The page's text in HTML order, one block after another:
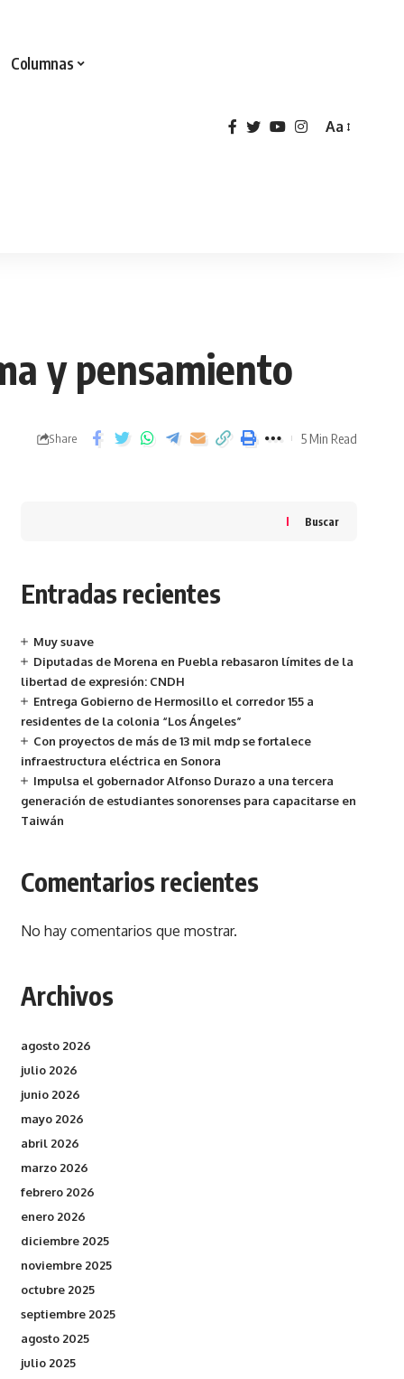
Columnas
Aa
y pensamiento
Share 5 Min Read
Buscar
Entradas recientes
Muy suave
Diputadas de Morena en Puebla rebasaron límites de la
libertad de expresión: CNDH
Entrega Gobierno de Hermosillo el corredor 155 a
residentes de la colonia “Los Ángeles”
Con proyectos de más de 13 mil mdp se fortalece
infraestructura eléctrica en Sonora
Impulsa el gobernador Alfonso Durazo a una tercera
generación de estudiantes sonorenses para capacitarse en
Taiwán
Comentarios recientes
No hay comentarios que mostrar.
Archivos
agosto 2026
julio 2026
junio 2026
mayo 2026
abril 2026
marzo 2026
febrero 2026
enero 2026
diciembre 2025
noviembre 2025
octubre 2025
septiembre 2025
agosto 2025
julio 2025